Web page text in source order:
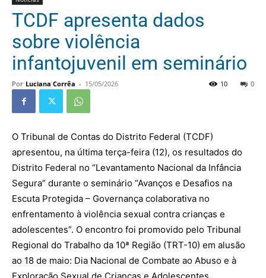
TCDF apresenta dados
sobre violência
infantojuvenil em seminário
Por Luciana Corrêa - 15/05/2026 0
10
O Tribunal de Contas do Distrito Federal (TCDF)
apresentou, na última terça-feira (12), os resultados do
Distrito Federal no “Levantamento Nacional da Infância
Segura” durante o seminário “Avanços e Desafios na
Escuta Protegida – Governança colaborativa no
enfrentamento à violência sexual contra crianças e
adolescentes”. O encontro foi promovido pelo Tribunal
Regional do Trabalho da 10ª Região (TRT-10) em alusão
ao 18 de maio: Dia Nacional de Combate ao Abuso e à